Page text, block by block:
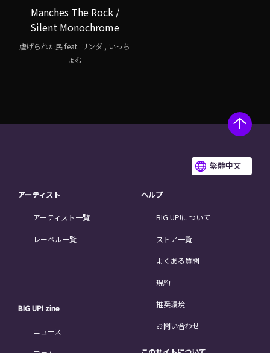
Manches The Rock /
Silent Monochrome
虐げられた民 feat. リンダ , いっち
ょむ
繁體中文
アーティスト
アーティスト一覧
レーベル一覧
BIG UP! zine
ニュース
ヘルプ
BIG UP!について
ストア一覧
よくある質問
規約
推奨環境
お問い合わせ